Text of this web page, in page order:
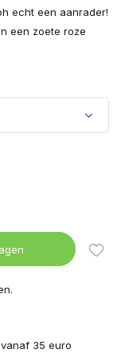
echt een aanrader!
een zoete roze
35 euro